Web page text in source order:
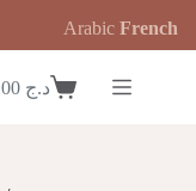
د.ج
Arabic French